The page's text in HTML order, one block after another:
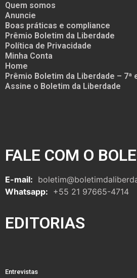
Quem somos
Anuncie
Boas práticas e compliance
Prêmio Boletim da Liberdade
Política de Privacidade
Minha Conta
Home
Prêmio Boletim da Liberdade – 7ª
Assine o Boletim da Liberdade
FALE COM O
E-mail:
Whatsapp: +55 21 97665-4714
EDITORIAS
Entrevistas